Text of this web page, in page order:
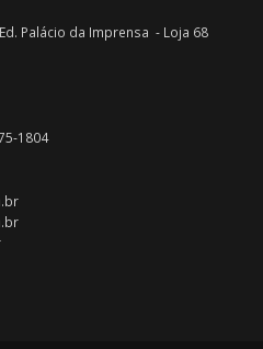
Ed. Palácio da Imprensa - Loja 68
1804